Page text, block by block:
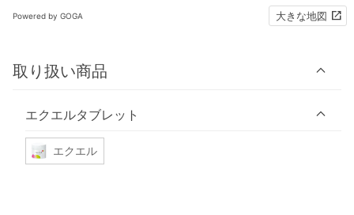
Powered by GOGA 大きな地図
取り扱い商品
エクエルタブレット
エクエル